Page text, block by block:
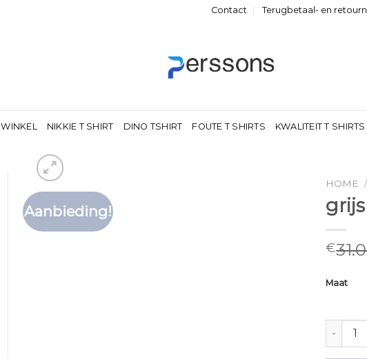
Contact Terugbetaal- en
WINKEL NIKKIE T SHIRT DINO TSHIRT FOUTE T SHIRTS KWALITEIT T SHIRTS
Aanbieding!
HOME /
€
Maat
grijs t